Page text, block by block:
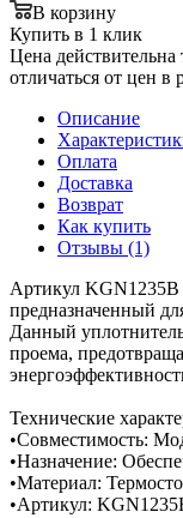
В корзину
Купить в 1 клик
Цена действительна
отличаться от цен в
Описание
Оплата
Доставка
Возврат
Как купить
Отзывы (1)
Артикул KGN1235B
предназначенный
Данный
проема,
Технические
•Совместимость:
•Назначение:
•Материал:
•Артикул: